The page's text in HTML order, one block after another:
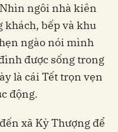
ngôi nhà kiên
khách, bếp và khu
ngào nói mình
được sống trong
là cái Tết trọn vẹn
động.
xã Kỳ Thượng để